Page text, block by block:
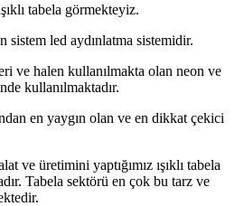
tabela görmekteyiz.
sistem led aydınlatma sistemidir.
ve halen kullanılmakta olan neon ve
kullanılmaktadır.
en yaygın olan ve en dikkat çekici
ve üretimini yaptığımız ışıklı tabela
Tabela sektörü en çok bu tarz ve